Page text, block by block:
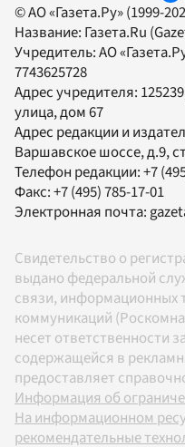
© АО «Газета.Ру» (1999-
Название: Газета.Ru
Учредитель:АО
7743625728
Адрес учредителя:
улица, дом 67
Адрес редакции и
Варшавское шоссе, д.9,
Телефон редакции:+7
Факс:+7 (495) 785-17-01
Электронная почта:
Свидетельство о
выдано федеральной
связи, информационных
коммуникаций
несет ответственности
содержащейся в
предоставляет
Информация об
На информационном
рекомендательные